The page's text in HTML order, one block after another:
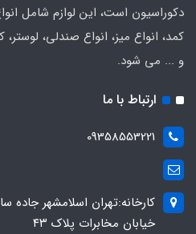
دکوراسیون است، این لوازم شامل
کمد، انواع میز، انواع صندلی،
و ... می شود.
ارتباط با ما
09358553221
کارخانه:تهران اسلامشهر جاده
خیابان مخابرات پلاک ۴۳